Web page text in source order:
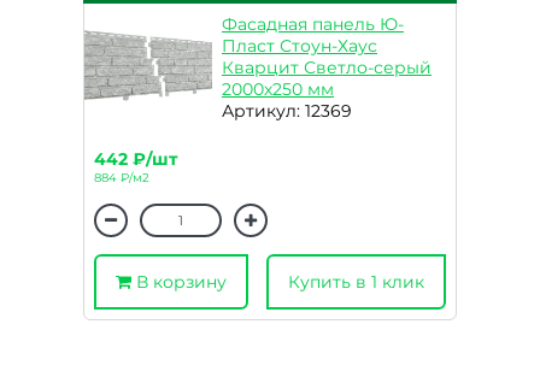
Фасадная панель Ю-
Пласт Стоун-Хаус
Кварцит Светло-серый
2000х250 мм
Артикул: 12369
442 ₽/шт
884 ₽/м2
В корзину Купить в 1 клик